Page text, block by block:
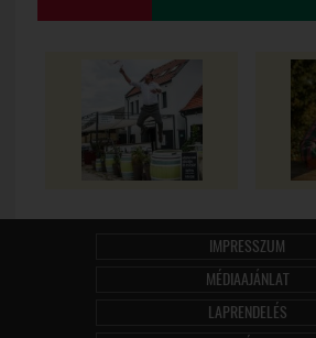
IMPRESSZUM
MÉDIAAJÁNLAT
LAPRENDELÉS